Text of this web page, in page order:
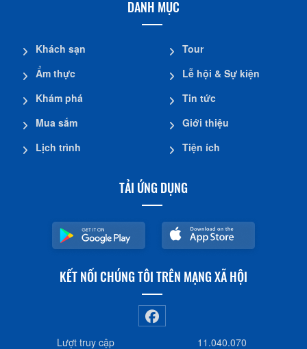
DANH MỤC
Khách sạn
Ẩm thực
Khám phá
Mua sắm
Lịch trình
Tour
Lễ hội & Sự kiện
Tin tức
Giới thiệu
Tiện ích
TẢI ỨNG DỤNG
KẾT NỐI CHÚNG TÔI TRÊN MẠNG XÃ HỘI
Lượt truy cập 11.040.070